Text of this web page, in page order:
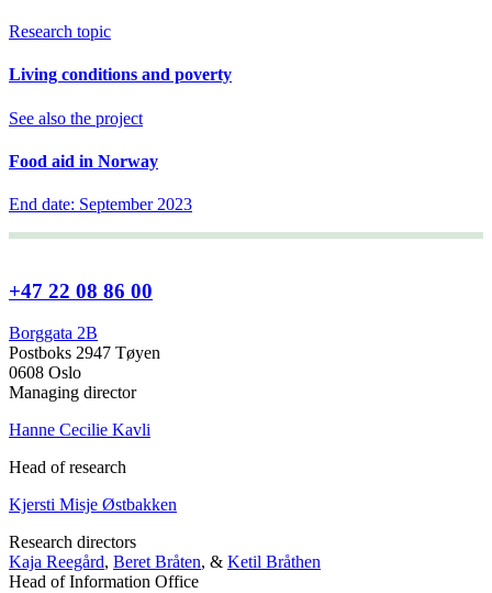
Research topic
Living conditions and poverty
See also the project
Food aid in Norway
End date: September 2023
+47 22 08 86 00
Borggata 2B
Postboks 2947 Tøyen
0608 Oslo
Managing director
Hanne Cecilie Kavli
Head of research
Kjersti Misje Østbakken
Research directors
Kaja Reegård, Beret Bråten, & Ketil Bråthen
Head of Information Office